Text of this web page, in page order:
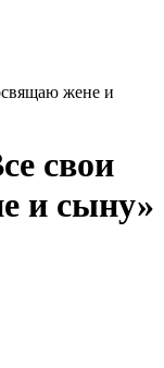
жене и
свои
и сыну»